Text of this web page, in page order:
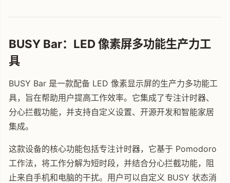
BUSY Bar：LED 像素屏多功能生产力工
具
BUSY Bar 是一款配备 LED 像素显示屏的生产力多功能工
具，旨在帮助用户提高工作效率。它集成了专注计时器、
分心拦截功能，并支持自定义设置、开源开发和智能家居
集成。
这款设备的核心功能包括专注计时器，它基于 Pomodoro
工作法，将工作分解为短时段，并结合分心拦截功能，阻
止来自手机和电脑的干扰。用户可以自定义 BUSY 状态消